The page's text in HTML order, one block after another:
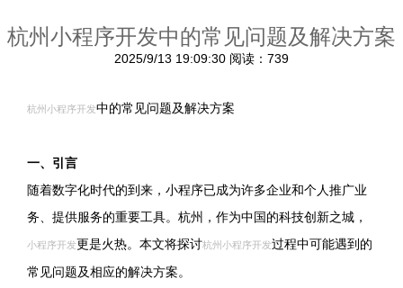
杭州小程序开发中的常见问题及解决方案
2025/9/13 19:09:30 阅读：739
杭州小程序开发中的常见问题及解决方案
一、引言
随着数字化时代的到来，小程序已成为许多企业和个人推广业
务、提供服务的重要工具。杭州，作为中国的科技创新之城，
小程序开发更是火热。本文将探讨杭州小程序开发过程中可能遇到的
常见问题及相应的解决方案。